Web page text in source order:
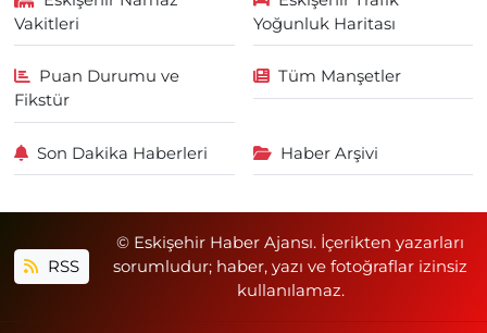
Vakitleri
Yoğunluk Haritası
Puan Durumu ve
Fikstür
Tüm Manşetler
Son Dakika Haberleri Haber Arşivi
RSS
© Eskişehir Haber Ajansı. İçerikten yazarları
sorumludur; haber, yazı ve fotoğraflar izinsiz
kullanılamaz.